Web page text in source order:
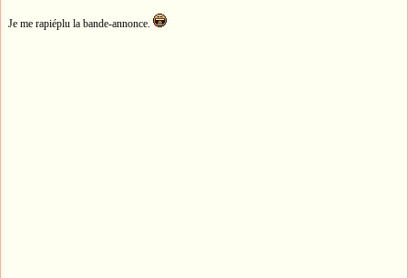
Je me rapiéplu la bande-annonce.